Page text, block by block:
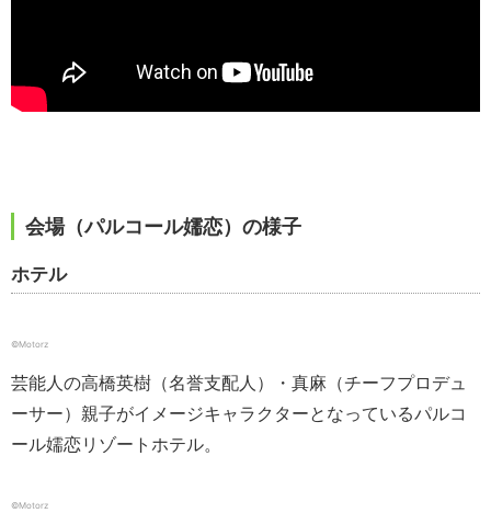
会場（パルコール嬬恋）の様子
ホテル
©️Motorz
芸能人の高橋英樹（名誉支配人）・真麻（チーフプロデュ
ーサー）親子がイメージキャラクターとなっているパルコ
ール嬬恋リゾートホテル。
©️Motorz